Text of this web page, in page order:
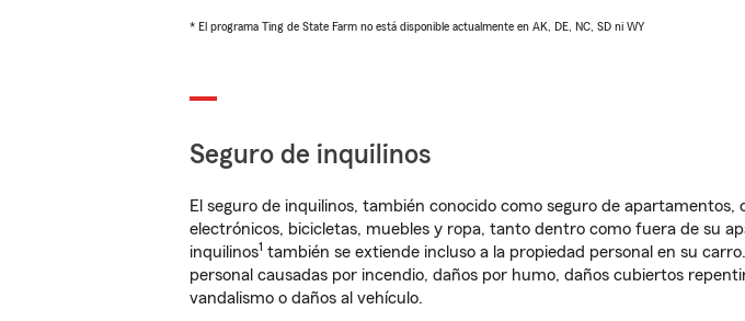
* El programa Ting de State Farm no está disponible actualmente en AK, DE, NC, SD ni WY
Seguro de inquilinos
El seguro de inquilinos, también conocido como seguro de
electrónicos, bicicletas, muebles y ropa, tanto dentro como fuera de su
inquilinos1 también se extiende incluso a la propiedad personal en su
personal causadas por incendio, daños por humo, daños cubiertos
vandalismo o daños al vehículo.